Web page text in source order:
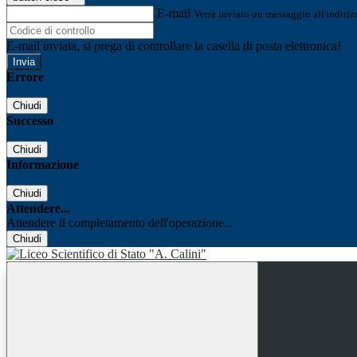
E-mail Verrà inviato un messaggio
E-mail inviata, si prega di controllare la casella di posta elettronica!
Errore
Chiudi
Successo
Chiudi
Informazione
Chiudi
Attendere...
Attendere il completamento dell'operazione...
Chiudi